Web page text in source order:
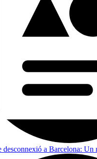
desconnexió a Barcelona: Un